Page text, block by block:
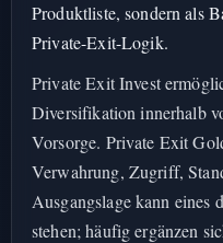
Produktliste, sondern als
Private-Exit-Logik.
Private Exit Invest
Diversifikation innerhalb
Vorsorge. Private Exit
Verwahrung, Zugriff,
Ausgangslage kann eines
stehen; häufig ergänzen